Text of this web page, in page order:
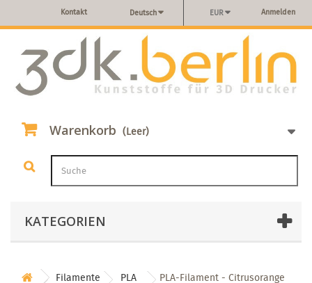
Anmelden
EUR
Deutsch
Kontakt
Warenkorb (Leer)
KATEGORIEN
Filamente PLA
PLA-Filament - Citrusorange